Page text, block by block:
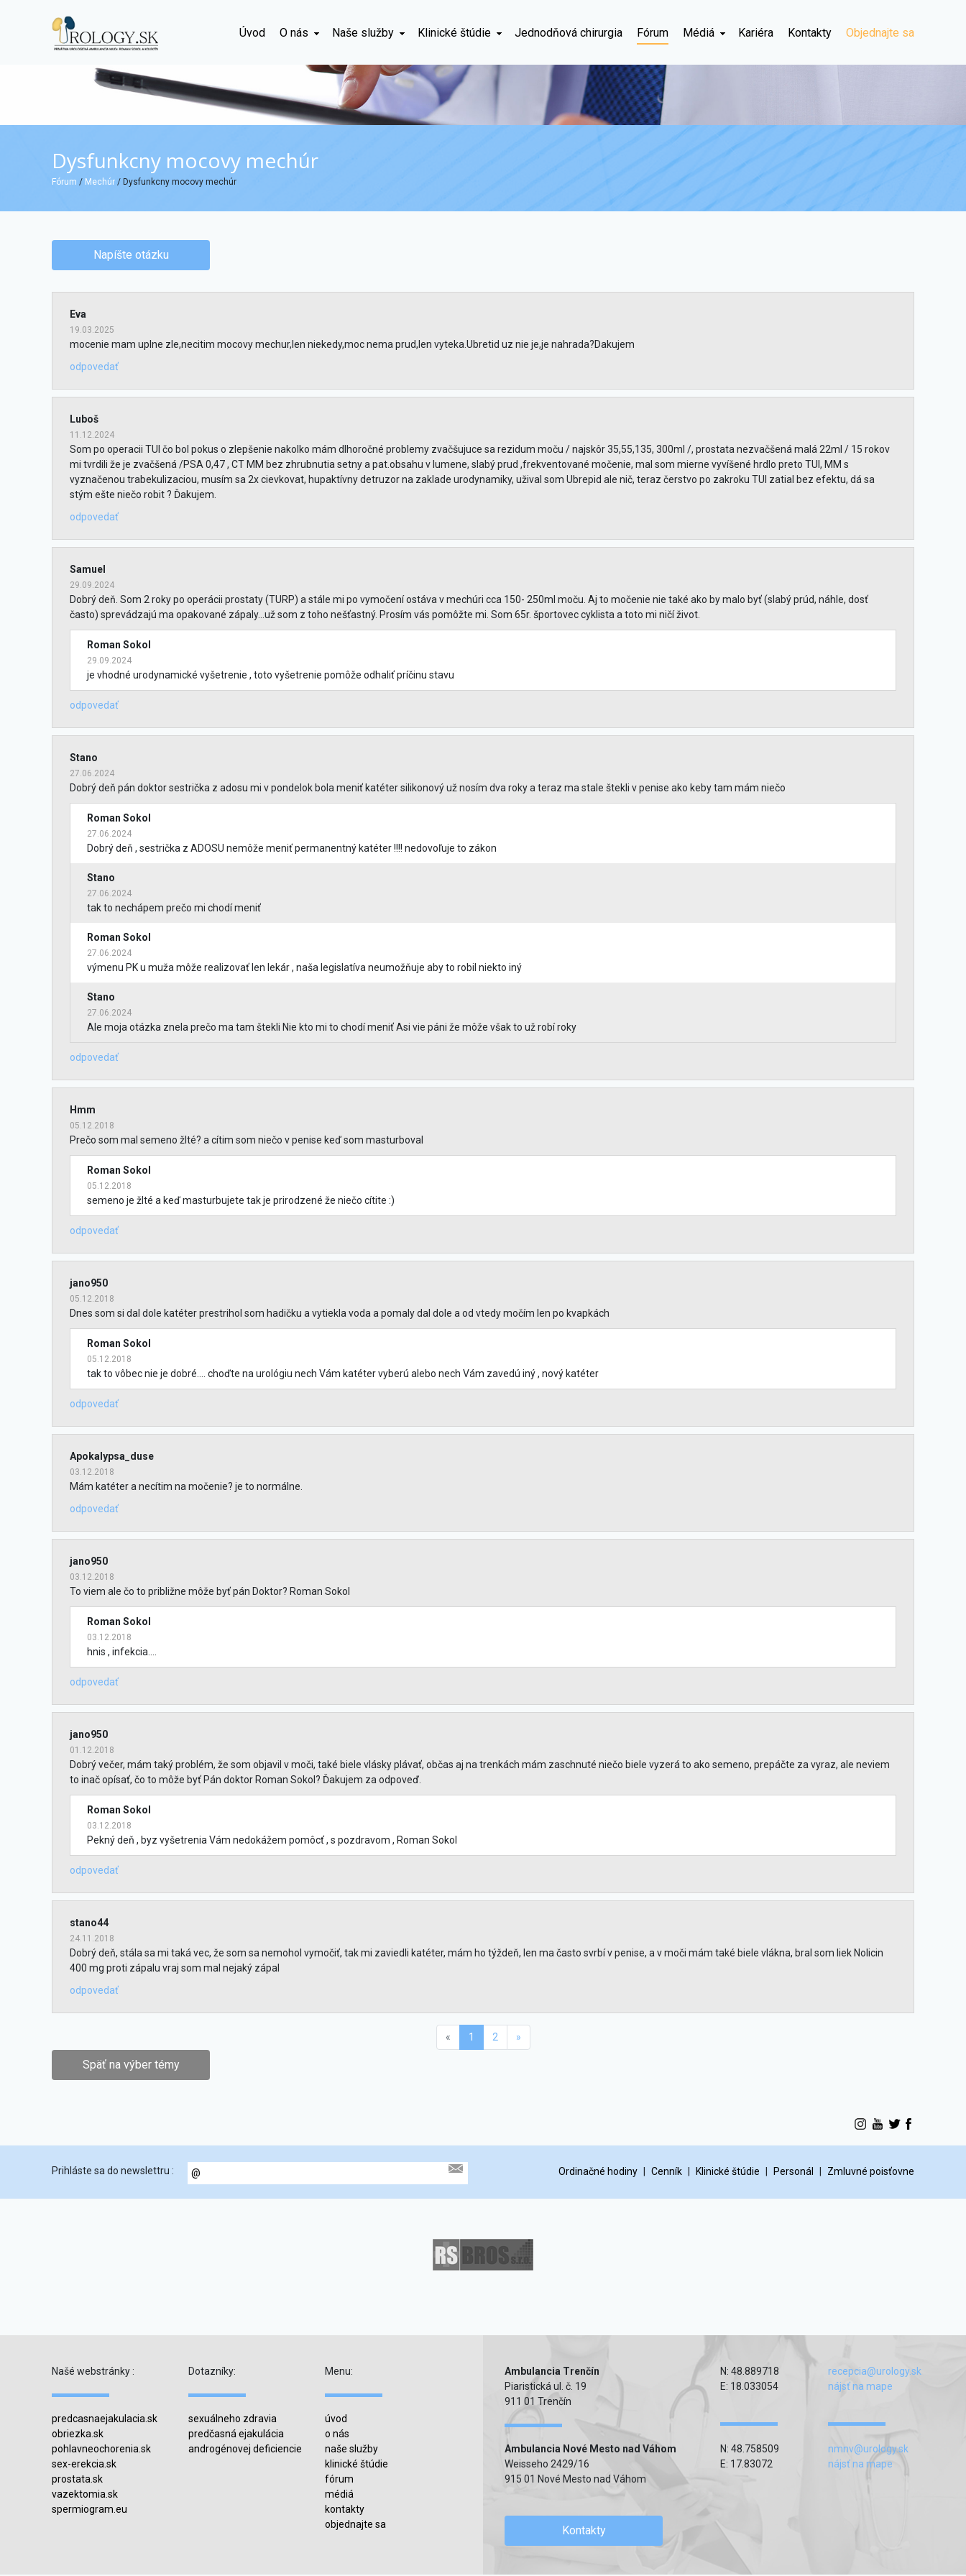
Úvod O nás Naše služby Klinické štúdie Jednodňová chirurgia Fórum Médiá Kariéra Kontakty Objednajte sa
Dysfunkcny mocovy mechúr
Fórum / Mechúr / Dysfunkcny mocovy mechúr
Napíšte otázku
Eva
19.03.2025
mocenie mam uplne zle,necitim mocovy mechur,len niekedy,moc nema prud,len vyteka.Ubretid uz nie je,je nahrada?Dakujem
odpovedať
Luboš
11.12.2024
Som po operacii TUI čo bol pokus o zlepšenie nakolko mám dlhoročné problemy zvačšujuce sa rezidum moču / najskôr 35,55,135, 300ml /, prostata nezvačšená malá 22ml / 15 rokov
mi tvrdili že je zvačšená /PSA 0,47 , CT MM bez zhrubnutia setny a pat.obsahu v lumene, slabý prud ,frekventované močenie, mal som mierne vyvíšené hrdlo preto TUI, MM s
vyznačenou trabekulizaciou, musím sa 2x cievkovat, hupaktívny detruzor na zaklade urodynamiky, užival som Ubrepid ale nič, teraz čerstvo po zakroku TUI zatial bez efektu, dá sa
stým ešte niečo robit ? Ďakujem.
odpovedať
Samuel
29.09.2024
Dobrý deň. Som 2 roky po operácii prostaty (TURP) a stále mi po vymočení ostáva v mechúri cca 150- 250ml moču. Aj to močenie nie také ako by malo byť (slabý prúd, náhle, dosť
často) sprevádzajú ma opakované zápaly...už som z toho nešťastný. Prosím vás pomôžte mi. Som 65r. športovec cyklista a toto mi ničí život.
Roman Sokol
29.09.2024
je vhodné urodynamické vyšetrenie , toto vyšetrenie pomôže odhaliť príčinu stavu
odpovedať
Stano
27.06.2024
Dobrý deň pán doktor sestrička z adosu mi v pondelok bola meniť katéter silikonový už nosím dva roky a teraz ma stale štekli v penise ako keby tam mám niečo
Roman Sokol
27.06.2024
Dobrý deň , sestrička z ADOSU nemôže meniť permanentný katéter !!!! nedovoľuje to zákon
Stano
27.06.2024
tak to nechápem prečo mi chodí meniť
Roman Sokol
27.06.2024
výmenu PK u muža môže realizovať len lekár , naša legislatíva neumožňuje aby to robil niekto iný
Stano
27.06.2024
Ale moja otázka znela prečo ma tam štekli Nie kto mi to chodí meniť Asi vie páni že môže však to už robí roky
odpovedať
Hmm
05.12.2018
Prečo som mal semeno žlté? a cítim som niečo v penise keď som masturboval
Roman Sokol
05.12.2018
semeno je žlté a keď masturbujete tak je prirodzené že niečo cítite :)
odpovedať
jano950
05.12.2018
Dnes som si dal dole katéter prestrihol som hadičku a vytiekla voda a pomaly dal dole a od vtedy močím len po kvapkách
Roman Sokol
05.12.2018
tak to vôbec nie je dobré.... choďte na urológiu nech Vám katéter vyberú alebo nech Vám zavedú iný , nový katéter
odpovedať
Apokalypsa_duse
03.12.2018
Mám katéter a necítim na močenie? je to normálne.
odpovedať
jano950
03.12.2018
To viem ale čo to približne môže byť pán Doktor? Roman Sokol
Roman Sokol
03.12.2018
hnis , infekcia....
odpovedať
jano950
01.12.2018
Dobrý večer, mám taký problém, že som objavil v moči, také biele vlásky plávať, občas aj na trenkách mám zaschnuté niečo biele vyzerá to ako semeno, prepáčte za vyraz, ale neviem
to inač opísať, čo to môže byť Pán doktor Roman Sokol? Ďakujem za odpoveď.
Roman Sokol
03.12.2018
Pekný deň , byz vyšetrenia Vám nedokážem pomôcť , s pozdravom , Roman Sokol
odpovedať
stano44
24.11.2018
Dobrý deň, stála sa mi taká vec, že som sa nemohol vymočiť, tak mi zaviedli katéter, mám ho týždeň, len ma často svrbí v penise, a v moči mám také biele vlákna, bral som liek Nolicin
400 mg proti zápalu vraj som mal nejaký zápal
odpovedať
« 1 2 »
Späť na výber témy
Prihláste sa do newslettru : Ordinačné hodiny Cenník Klinické štúdie Personál Zmluvné poisťovne
Našé webstránky :
predcasnaejakulacia.sk
obriezka.sk
pohlavneochorenia.sk
sex-erekcia.sk
prostata.sk
vazektomia.sk
spermiogram.eu
Dotazníky:
sexuálneho zdravia
predčasná ejakulácia
androgénovej deficiencie
Menu:
úvod
o nás
naše služby
klinické štúdie
fórum
médiá
kontakty
objednajte sa
Ambulancia Trenčín
Piaristická ul. č. 19
911 01 Trenčín
N: 48.889718
E: 18.033054
recepcia@urology.sk
nájsť na mape
Ambulancia Nové Mesto nad Váhom
Weisseho 2429/16
915 01 Nové Mesto nad Váhom
N: 48.758509
E: 17.83072
nmnv@urology.sk
nájsť na mape
Kontakty